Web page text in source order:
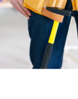
Multi services